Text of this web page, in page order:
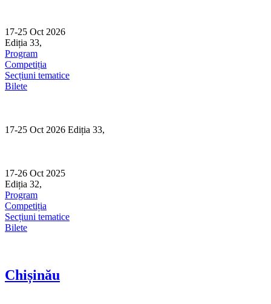
content
17-25 Oct 2026
Ediția 33,
Program
Competiția
Secțiuni tematice
Bilete
17-25 Oct 2026 Ediția 33,
17-26 Oct 2025
Ediția 32,
Program
Competiția
Secțiuni tematice
Bilete
Chișinău